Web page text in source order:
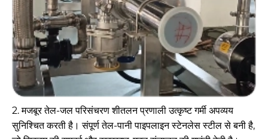
2. मजबूर तेल-जल परिसंचरण शीतलन प्रणाली उत्कृष्ट गर्मी अपव्यय
सुनिश्चित करती है। संपूर्ण तेल-पानी पाइपलाइन स्टेनलेस स्टील से बनी है,